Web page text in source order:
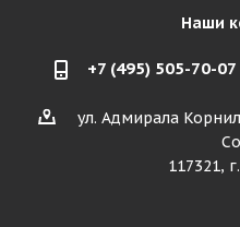
Наши
+7 (495) 505-70-07
ул. Адмирала
117321,